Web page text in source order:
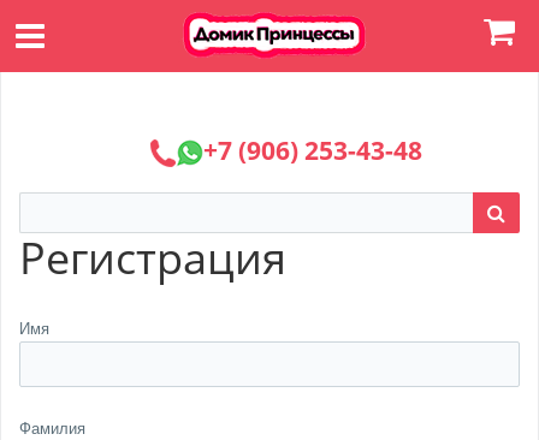
+7 (906) 253-43-48
Регистрация
Имя
Фамилия